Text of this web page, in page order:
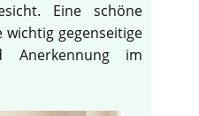
Eine schöne
wichtig gegenseitige
Anerkennung im